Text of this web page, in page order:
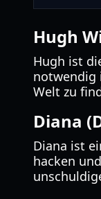
Hugh
Hugh ist
notwendig
Welt zu
Diana
Diana ist
hacken